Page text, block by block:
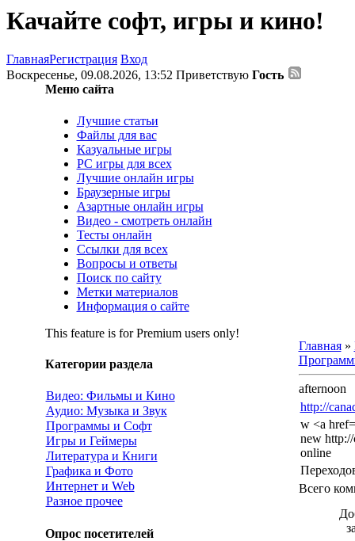
Качайте софт, игры и кино!
ГлавнаяРегистрация Вход
Воскресенье, 09.08.2026, 13:52 Приветствую Гость
Меню сайта
Лучшие статьи
Файлы для вас
Казуальные игры
PC игры для всех
Лучшие онлайн игры
Браузерные игры
Азартные онлайн игры
Видео - смотреть онлайн
Тесты онлайн
Ссылки для всех
Вопросы и ответы
Поиск по сайту
Метки материалов
Информация о сайте
This feature is for Premium users only!
Категории раздела
Видео: Фильмы и Кино
Аудио: Музыка и Звук
Программы и Софт
Игры и Геймеры
Литература и Книги
Графика и Фото
Интернет и Web
Разное прочее
Опрос посетителей
Главная»
afternoon
http://
w <a
new
online
Всего